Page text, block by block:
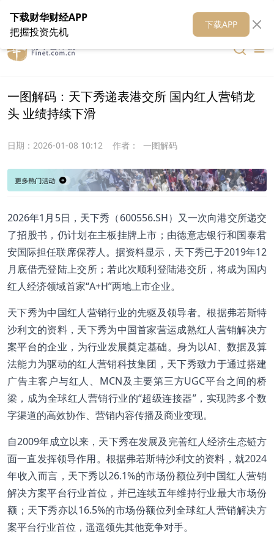
在线客服 关于我们 财华媒体矩阵 财华智库
一图解码：天下秀递表港交所 国内红人营销龙
头 业绩持续下滑
日期： 2026-01-08 10:12 作者： 一图解码
2026年1月5日，天下秀（600556.SH）又一次向港交所递交
了招股书，仍计划在主板挂牌上市；由德意志银行和国泰君
安国际担任联席保荐人。据资料显示，天下秀已于2019年12
月底借壳登陆上交所；若此次顺利登陆港交所，将成为国内
红人经济领域首家“A+H”两地上市企业。
天下秀为中国红人营销行业的先驱及领导者。根据弗若斯特
沙利文的资料，天下秀为中国首家营运成熟红人营销解决方
案平台的企业，为行业发展奠定基础。身为以AI、数据及算
法能力为驱动的红人营销科技集团，天下秀致力于通过搭建
广告主客户与红人、MCN及主要第三方UGC平台之间的桥
梁，成为全球红人营销行业的“超级连接器”，实现跨多个数
字渠道的高效协作、营销内容传播及商业变现。
自2009年成立以来，天下秀在发展及完善红人经济生态链方
面一直发挥领导作用。根据弗若斯特沙利文的资料，就2024
年收入而言，天下秀以26.1%的市场份额位列中国红人营销
解决方案平台行业首位，并已连续五年维持行业最大市场份
额；天下秀亦以16.5%的市场份额位列全球红人营销解决方
案平台行业首位，遥遥领先其他竞争对手。
下载财华财经APP
把握投资先机
下载APP